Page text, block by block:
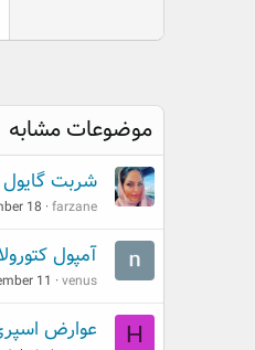
موضوعات مشابه
شربت
farzane
18
آمپول
venus
11
H عوارض